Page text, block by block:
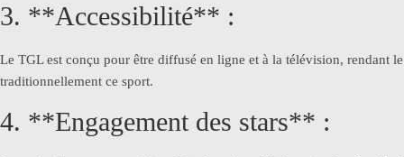
3. **Accessibilité** :
Le TGL est conçu pour être diffusé en ligne et à la télévision, rendant
traditionnellement ce sport.
4. **Engagement des stars** :